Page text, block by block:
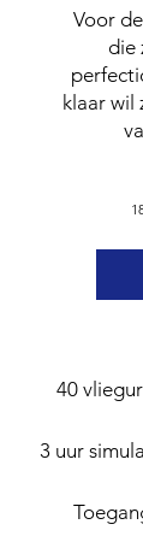
Voor
die
klaar wil
40
3 uur